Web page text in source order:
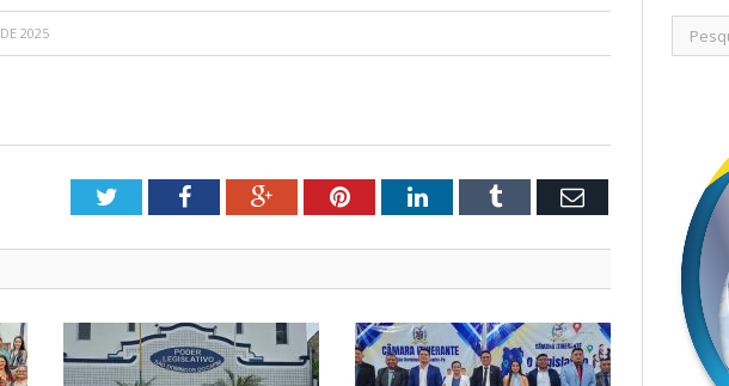
2025
TwitterFacebookGoogle+PinterestLinkedInTumblr Email